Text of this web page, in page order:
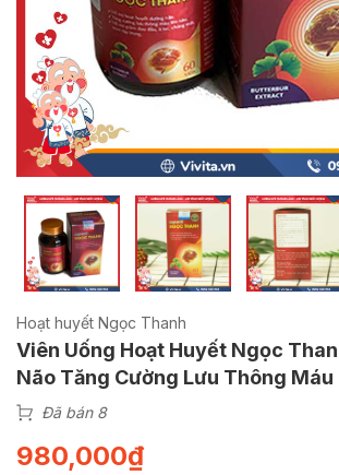
Hoạt huyết Ngọc Thanh
Viên Uống Hoạt Huyết Ngọc
Não Tăng Cường Lưu Thông
Đã bán 8
980,000₫